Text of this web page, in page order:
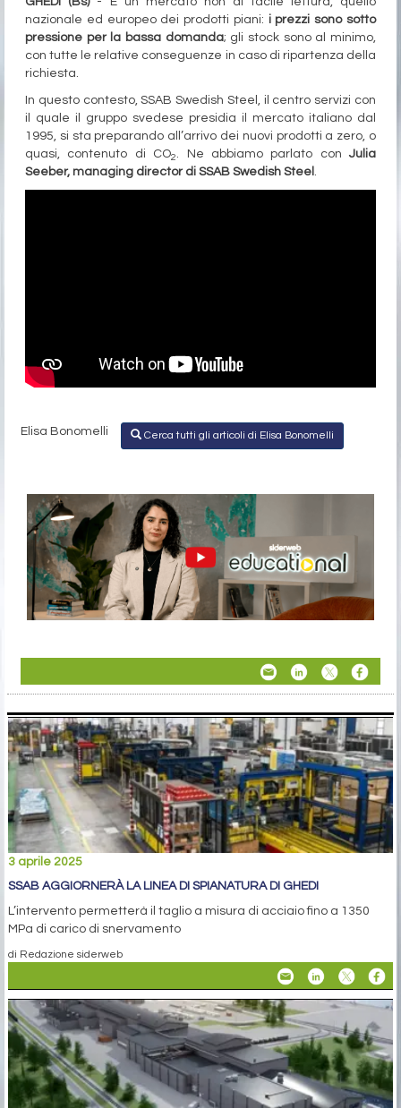
nazionale ed europeo dei prodotti piani: i prezzi sono sotto
pressione per la bassa domanda; gli stock sono al minimo,
con tutte le relative conseguenze in caso di ripartenza della
richiesta.
In questo contesto, SSAB Swedish Steel, il centro servizi con
il quale il gruppo svedese presidia il mercato italiano dal
1995, si sta preparando all’arrivo dei nuovi prodotti a zero, o
quasi, contenuto di CO2. Ne abbiamo parlato con Julia
Seeber, managing director di SSAB Swedish Steel .
Elisa Bonomelli Cerca tutti gli articoli di Elisa Bonomelli
3 aprile 2025
SSAB AGGIORNERÀ LA LINEA DI SPIANATURA DI GHEDI
L’intervento permetterà il taglio a misura di acciaio fino a 1350
MPa di carico di snervamento
di Redazione siderweb